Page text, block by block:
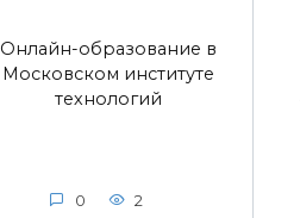
Онлайн-образование в
Московском институте
технологий
0 2